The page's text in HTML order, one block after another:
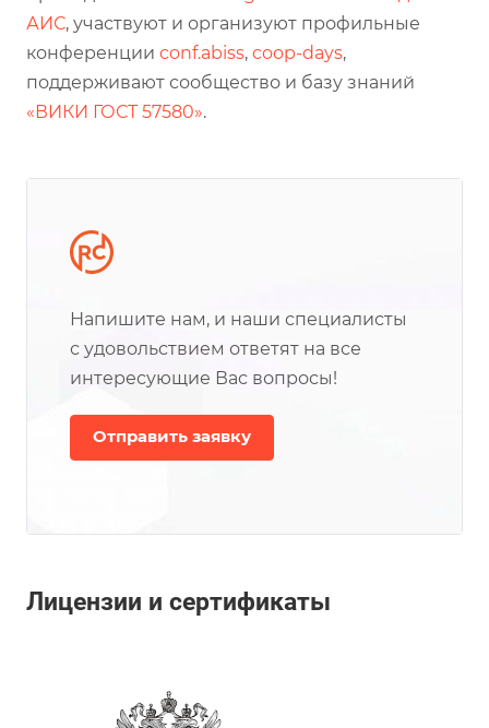
АИС, участвуют и организуют профильные
конференции conf.abiss, coop-days,
поддерживают сообщество и базу знаний
«ВИКИ ГОСТ 57580».
Напишите нам, и наши специалисты
с удовольствием ответят на все
интересующие Вас вопросы!
Отправить заявку
Лицензии и сертификаты